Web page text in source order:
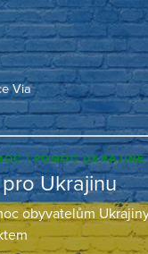
Via
POMOC UKRAJINĚ
Ukrajinu
obyvatelům